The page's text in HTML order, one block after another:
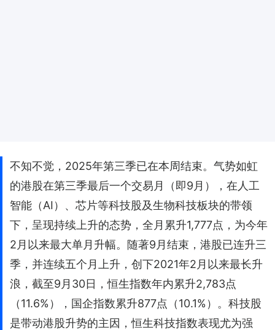
不知不觉，2025年第三季已在本周结束。气势如虹
的港股在第三季最后一个交易月（即9月），在人工
智能（AI）、芯片等科技股及生物科技板块的带领
下，呈现持续上升的态势，全月累升1,777点，为今年
2月以来最大单月升幅。随著9月结束，港股已连升三
季，并连续五个月上升，创下2021年2月以来最长升
浪，截至9月30日，恒生指数年内累升2,783点
（11.6%），国企指数累升877点（10.1%）。科技股
是带动港股升势的主因，恒生科技指数表现尤为强